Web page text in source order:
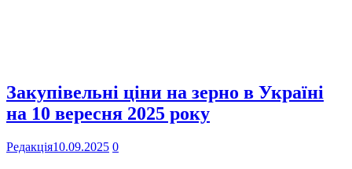
Закупівельні ціни на зерно в Україні
на 10 вересня 2025 року
Редакція10.09.2025 0